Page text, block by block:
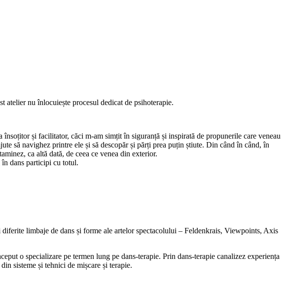
atelier nu înlocuiește procesul dedicat de psihoterapie.
și facilitator, căci m-am simțit în siguranță și inspirată de propunerile care veneau
să navighez printre ele și să descopăr și părți prea puțin știute. Din când în când, în
ca altă dată, de ceea ce venea din exterior.
în dans participi cu totul.
limbaje de dans și forme ale artelor spectacolului – Feldenkrais, Viewpoints, Axis
o specializare pe termen lung pe dans-terapie. Prin dans-terapie canalizez experiența
sisteme și tehnici de mișcare și terapie.